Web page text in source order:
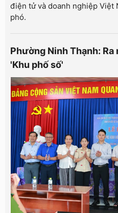
điện tử và doanh nghiệp Việt
phó.
Phường Ninh Thạnh:
'Khu phố số'